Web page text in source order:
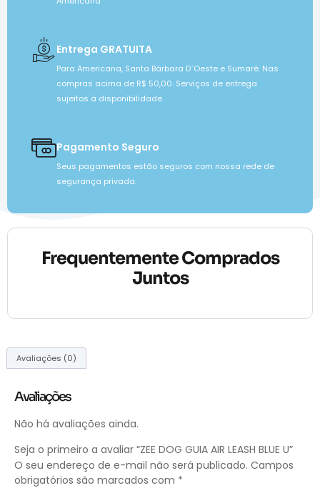
Entrega GRATUITA
Para Americana, Santa Bárbara D´Oeste e Sumaré. Nas
compras acima de R$ 50,00. Serviços de entrega
sujeitos à disponibilidade
Pagamento Seguro
Seus pagamentos estão seguros com nossa rede de
segurança privada.
Frequentemente Comprados
Juntos
Avaliações (0)
Avaliações
Não há avaliações ainda.
Seja o primeiro a avaliar “ZEE DOG GUIA AIR LEASH BLUE U”
O seu endereço de e-mail não será publicado. Campos
obrigatórios são marcados com *